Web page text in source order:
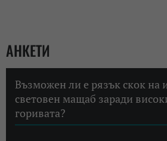
АНКЕТИ
Възможен ли е рязък скок на
световен мащаб заради
горивата?